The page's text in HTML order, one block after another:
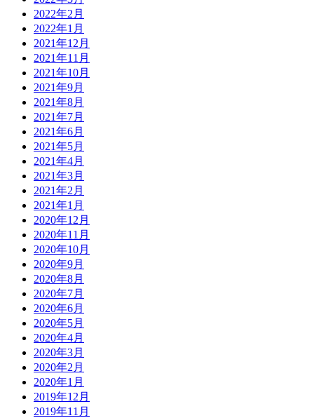
2022年2月
2022年1月
2021年12月
2021年11月
2021年10月
2021年9月
2021年8月
2021年7月
2021年6月
2021年5月
2021年4月
2021年3月
2021年2月
2021年1月
2020年12月
2020年11月
2020年10月
2020年9月
2020年8月
2020年7月
2020年6月
2020年5月
2020年4月
2020年3月
2020年2月
2020年1月
2019年12月
2019年11月